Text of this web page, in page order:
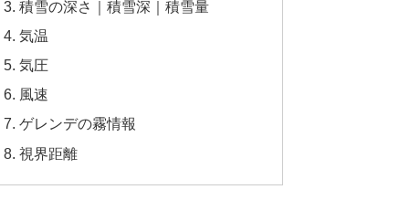
積雪の深さ｜積雪深｜積雪量
気温
気圧
風速
ゲレンデの霧情報
視界距離